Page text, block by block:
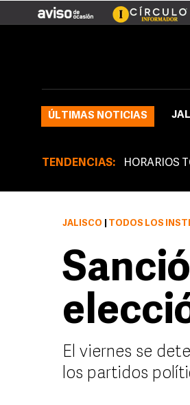
ÚLTIMAS NOTICIAS
TENDENCIAS: HORARIOS
JALISCO TODOS LOS
El viernes se
los partidos